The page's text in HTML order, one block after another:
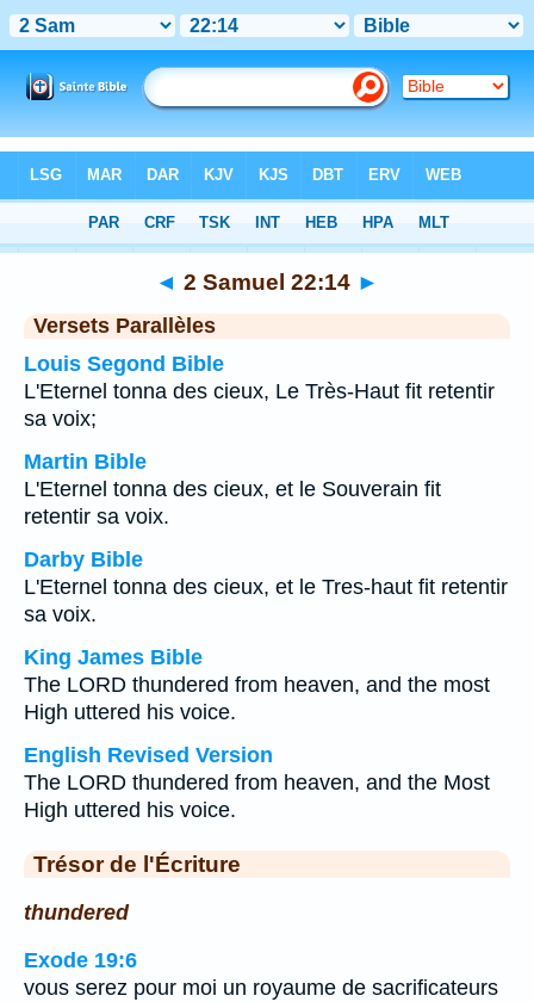
Chapitre 22 > Verset 14
◄ 2 Samuel 22:14 ►
Versets Parallèles
Louis Segond Bible
L'Eternel tonna des cieux, Le Très-Haut fit retentir
sa voix;
Martin Bible
L'Eternel tonna des cieux, et le Souverain fit
retentir sa voix.
Darby Bible
L'Eternel tonna des cieux, et le Tres-haut fit retentir
sa voix.
King James Bible
The LORD thundered from heaven, and the most
High uttered his voice.
English Revised Version
The LORD thundered from heaven, and the Most
High uttered his voice.
Trésor de l'Écriture
thundered
Exode 19:6
vous serez pour moi un royaume de sacrificateurs